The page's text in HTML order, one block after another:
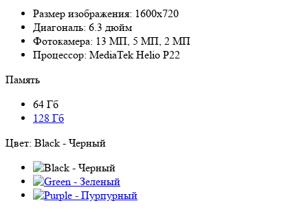
Размер изображения: 1600х720
Диагональ: 6.3 дюйм
Фотокамера: 13 МП, 5 МП, 2 МП
Процессор: MediaTek Helio P22
Память
64 Гб
128 Гб
Цвет: Black - Черный